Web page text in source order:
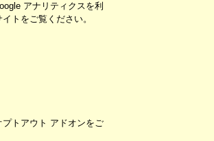
アナリティクスを利
トをご覧ください。
トアウト アドオンをご